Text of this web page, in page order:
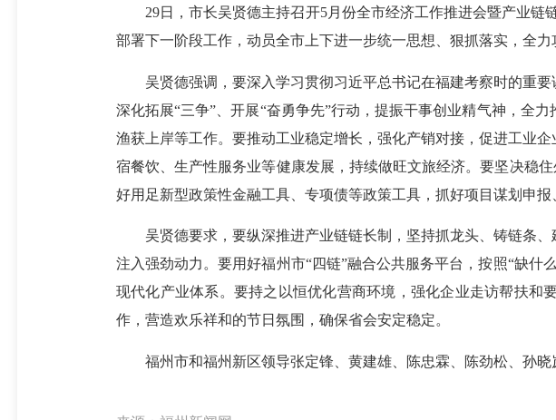
29日，市长吴贤德主持召开5月份全市经济工作推进会暨产业链
部署下一阶段工作，动员全市上下进一步统一思想、狠抓落实，全力
吴贤德强调，要深入学习贯彻习近平总书记在福建考察时的重要
深化拓展“三争”、开展“奋勇争先”行动，提振干事创业精气神，全
渔获上岸等工作。要推动工业稳定增长，强化产销对接，促进工业
宿餐饮、生产性服务业等健康发展，持续做旺文旅经济。要坚决稳
好用足新型政策性金融工具、专项债等政策工具，抓好项目谋划申
吴贤德要求，要纵深推进产业链链长制，坚持抓龙头、铸链条、
注入强劲动力。要用好福州市“四链”融合公共服务平台，按照“缺
现代化产业体系。要持之以恒优化营商环境，强化企业走访帮扶和
作，营造欢乐祥和的节日氛围，确保省会安定稳定。
福州市和福州新区领导张定锋、黄建雄、陈忠霖、陈劲松、孙晓